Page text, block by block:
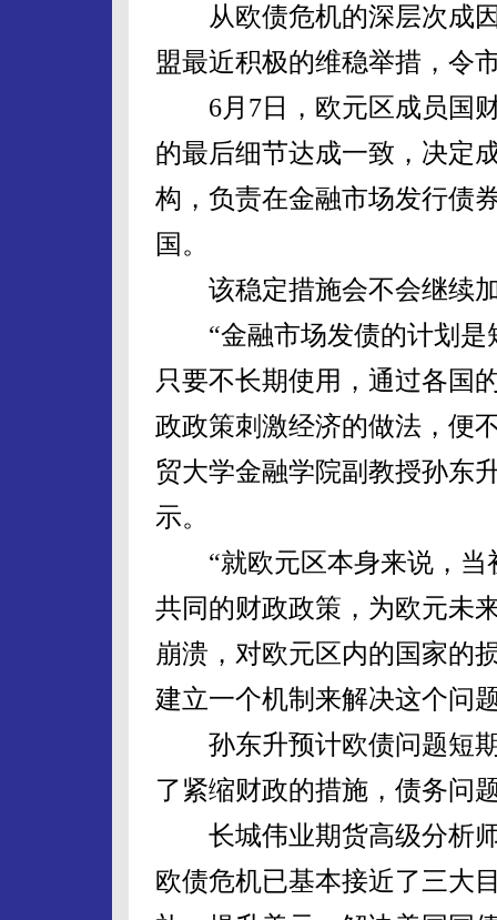
从欧债危机的深层次成因
盟最近积极的维稳举措，令
6月7日，欧元区成员国财
的最后细节达成一致，决定
构，负责在金融市场发行债
国。
该稳定措施会不会继续加
“金融市场发债的计划是
只要不长期使用，通过各国
政政策刺激经济的做法，便
贸大学金融学院副教授孙东
示。
“就欧元区本身来说，当
共同的财政政策，为欧元未
崩溃，对欧元区内的国家的
建立一个机制来解决这个问
孙东升预计欧债问题短期
了紧缩财政的措施，债务问
长城伟业期货高级分析师
欧债危机已基本接近了三大